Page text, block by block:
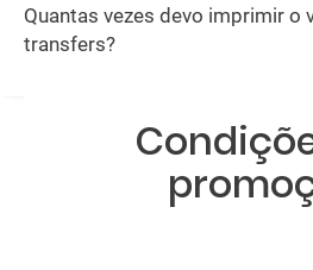
Quantas vezes devo imprimir o
transfers?